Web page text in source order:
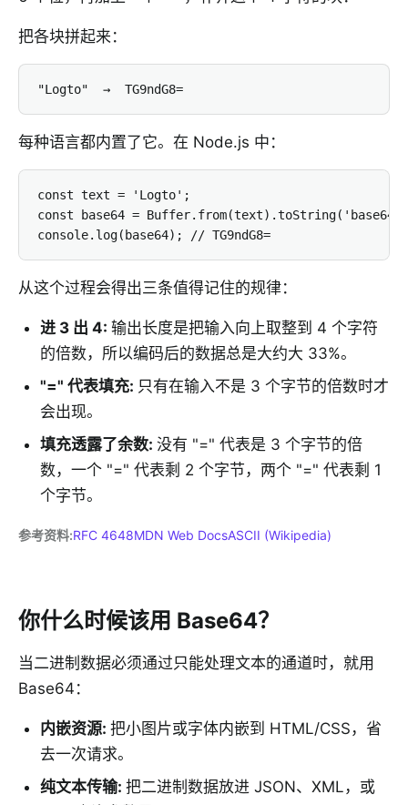
把各块拼起来：
"Logto"  →  TG9ndG8=
每种语言都内置了它。在 Node.js 中：
const text = 'Logto';
const base64 =
console.log(base64); // TG9ndG8=
从这个过程会得出三条值得记住的规律：
进 3 出 4: 输出长度是把输入向上取整到 4 个字符
的倍数，所以编码后的数据总是大约大 33%。
"=" 代表填充: 只有在输入不是 3 个字节的倍数时才
会出现。
填充透露了余数: 没有 "=" 代表是 3 个字节的倍
数，一个 "=" 代表剩 2 个字节，两个 "=" 代表剩 1
个字节。
参考资料:RFC 4648MDN Web DocsASCII (Wikipedia)
你什么时候该用 Base64？
当二进制数据必须通过只能处理文本的通道时，就用
Base64：
内嵌资源: 把小图片或字体内嵌到 HTML/CSS，省
去一次请求。
纯文本传输: 把二进制数据放进 JSON、XML，或